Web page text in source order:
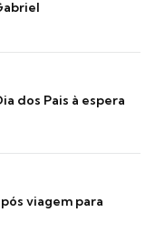
dos Pais à espera
viagem para